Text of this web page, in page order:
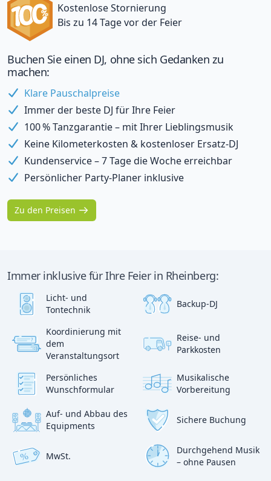
Kostenlose Stornierung
Bis zu 14 Tage vor der Feier
Buchen Sie einen DJ, ohne sich Gedanken zu
machen:
Klare Pauschalpreise
Immer der beste DJ für Ihre Feier
100 % Tanzgarantie – mit Ihrer Lieblingsmusik
Keine Kilometerkosten & kostenloser Ersatz-DJ
Kundenservice – 7 Tage die Woche erreichbar
Persönlicher Party-Planer inklusive
Zu den Preisen
Immer inklusive für Ihre Feier in Rheinberg:
Licht- und
Tontechnik
Backup-DJ
?
:)
Koordinierung mit
dem
Veranstaltungsort
p
Reise- und
Parkkosten
Persönliches
Wunschformular
Musikalische
Vorbereitung
Auf- und Abbau des
Equipments
Sichere Buchung
% MwSt.
Durchgehend Musik
– ohne Pausen